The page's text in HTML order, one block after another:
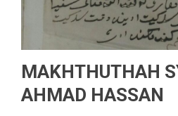
MAKHTHUTHAH
AHMAD HASSAN